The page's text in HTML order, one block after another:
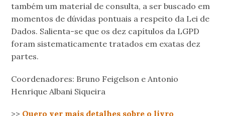
também um material de consulta, a ser buscado em
momentos de dúvidas pontuais a respeito da Lei de
Dados. Salienta-se que os dez capítulos da LGPD
foram sistematicamente tratados em exatas dez
partes.
Coordenadores: Bruno Feigelson e Antonio
Henrique Albani Siqueira
>> Quero ver mais detalhes sobre o livro